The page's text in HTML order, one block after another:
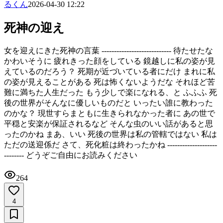
るくん2026-04-30 12:22
死神の迎え
女を迎えにきた死神の言葉 ---------------------------- 待たせたな
かわいそうに 疲れきった顔をしている 鏡越しに私の姿が見
えているのだろう？ 死期が近づいている者にだけ まれに私
の姿が見えることがある 死は怖くないようだな それほど苦
難に満ちた人生だった もう少しで楽になれる、と ふふふ 死
後の世界がそんなに優しいものだと いったい誰に教わった
のかな？ 現世すらまともに生きられなかった者に あの世で
平穏と安楽が保証されるなど そんな虫のいい話があると思
ったのかね まあ、いい 死後の世界は私の管轄ではない 私は
ただの送迎係だ さて、死化粧は終わったかね --------------------
-------- どうぞご自由にお読みください
264
4